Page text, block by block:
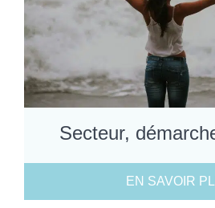
Secteur,
EN SAVOIR